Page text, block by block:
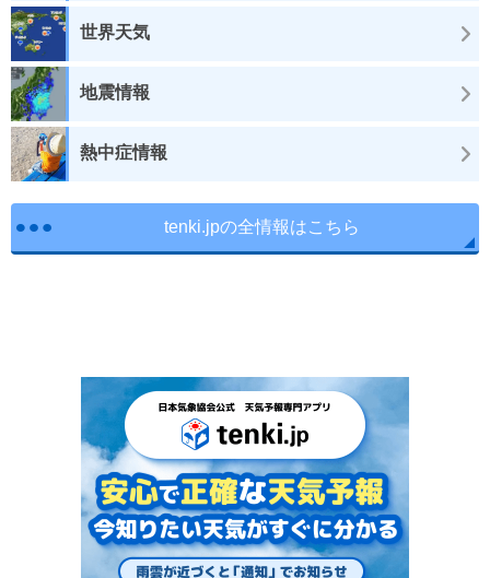
世界天気
地震情報
熱中症情報
tenki.jpの全情報はこちら